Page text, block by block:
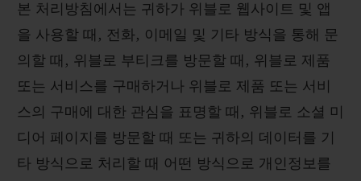
본 처리방침에서는 귀하가 위블로 웹사이트 및 앱
을 사용할 때, 전화, 이메일 및 기타 방식을 통해 문
의할 때, 위블로 부티크를 방문할 때, 위블로 제품
또는 서비스를 구매하거나 위블로 제품 또는 서비
스의 구매에 대한 관심을 표명할 때, 위블로 소셜 미
디어 페이지를 방문할 때 또는 귀하의 데이터를 기
타 방식으로 처리할 때 어떤 방식으로 개인정보를
부티크 검색